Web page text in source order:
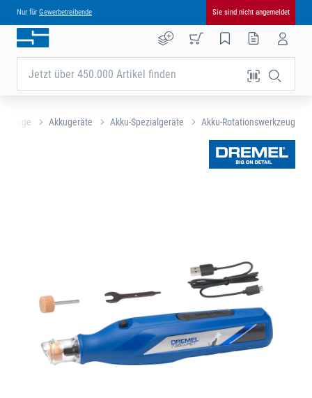
Nur für Gewerbetreibende Sie sind nicht angemeldet
Jetzt über 450.000 Artikel finden
Akkugeräte Akku-Spezialgeräte Akku-Rotationswerkzeug